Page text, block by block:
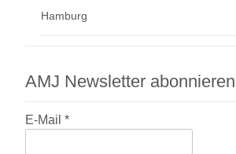
Hamburg
AMJ Newsletter abonnieren
E-Mail *